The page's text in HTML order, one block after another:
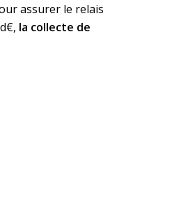
assurer le relais
la collecte de